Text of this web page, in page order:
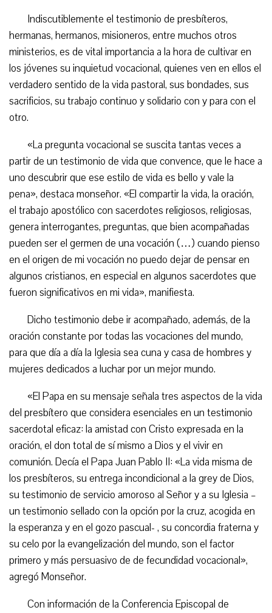
Indiscutiblemente el testimonio de presbíteros,
hermanas, hermanos, misioneros, entre muchos otros
ministerios, es de vital importancia a la hora de cultivar en
los jóvenes su inquietud vocacional, quienes ven en ellos el
verdadero sentido de la vida pastoral, sus bondades, sus
sacrificios, su trabajo continuo y solidario con y para con el
otro.
«La pregunta vocacional se suscita tantas veces a
partir de un testimonio de vida que convence, que le hace a
uno descubrir que ese estilo de vida es bello y vale la
pena», destaca monseñor. «El compartir la vida, la oración,
el trabajo apostólico con sacerdotes religiosos, religiosas,
genera interrogantes, preguntas, que bien acompañadas
pueden ser el germen de una vocación (…) cuando pienso
en el origen de mi vocación no puedo dejar de pensar en
algunos cristianos, en especial en algunos sacerdotes que
fueron significativos en mi vida», manifiesta.
Dicho testimonio debe ir acompañado, además, de la
oración constante por todas las vocaciones del mundo,
para que día a día la Iglesia sea cuna y casa de hombres y
mujeres dedicados a luchar por un mejor mundo.
«El Papa en su mensaje señala tres aspectos de la vida
del presbítero que considera esenciales en un testimonio
sacerdotal eficaz: la amistad con Cristo expresada en la
oración, el don total de sí mismo a Dios y el vivir en
comunión. Decía el Papa Juan Pablo II: «La vida misma de
los presbíteros, su entrega incondicional a la grey de Dios,
su testimonio de servicio amoroso al Señor y a su Iglesia –
un testimonio sellado con la opción por la cruz, acogida en
la esperanza y en el gozo pascual- , su concordia fraterna y
su celo por la evangelización del mundo, son el factor
primero y más persuasivo de de fecundidad vocacional»,
agregó Monseñor.
Con información de la Conferencia Episcopal de